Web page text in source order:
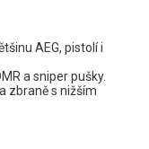
AEG, pistolí i
a sniper pušky.
zbraně s nižším